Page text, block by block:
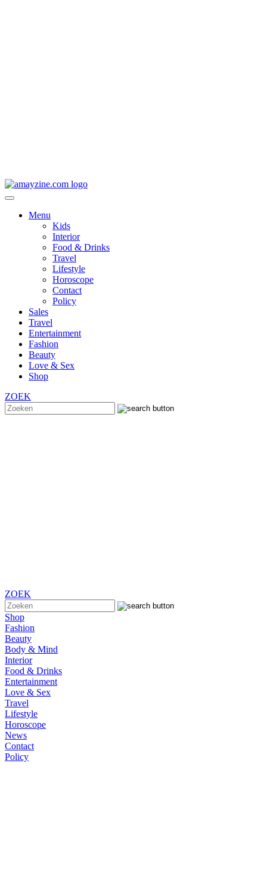
Menu
Kids
Interior
Food & Drinks
Travel
Lifestyle
Horoscope
Contact
Policy
Sales
Travel
Entertainment
Fashion
Beauty
Love & Sex
Shop
ZOEK
ZOEK
Shop
Fashion
Beauty
Body & Mind
Interior
Food & Drinks
Entertainment
Love & Sex
Travel
Lifestyle
Horoscope
News
Contact
Policy